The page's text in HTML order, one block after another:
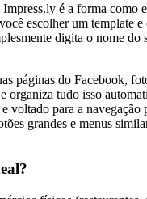
Impress.ly é a forma como
escolher um template e
digita o nome do
páginas do Facebook,
organiza tudo isso
voltado para a navegação
grandes e menus